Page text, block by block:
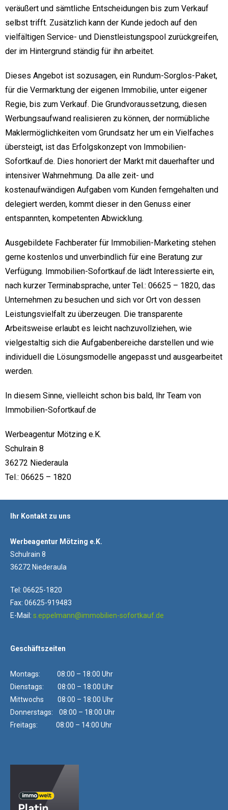
veräußert und sämtliche Entscheidungen bis zum Verkauf
selbst trifft. Zusätzlich kann der Kunde jedoch auf den
vielfältigen Service- und Dienstleistungspool zurückgreifen,
der im Hintergrund ständig für ihn arbeitet.
Dieses Angebot ist sozusagen, ein Rundum-Sorglos-Paket,
für die Vermarktung der eigenen Immobilie, unter eigener
Regie, bis zum Verkauf. Die Grundvoraussetzung, diesen
Werbungsaufwand realisieren zu können, der normübliche
Maklermöglichkeiten vom Grundsatz her um ein Vielfaches
übersteigt, ist das Erfolgskonzept von Immobilien-
Sofortkauf.de. Dies honoriert der Markt mit dauerhafter und
intensiver Wahrnehmung. Da alle zeit- und
kostenaufwändigen Aufgaben vom Kunden ferngehalten und
delegiert werden, kommt dieser in den Genuss einer
entspannten, kompetenten Abwicklung.
Ausgebildete Fachberater für Immobilien-Marketing stehen
gerne kostenlos und unverbindlich für eine Beratung zur
Verfügung. Immobilien-Sofortkauf.de lädt Interessierte ein,
nach kurzer Terminabsprache, unter Tel.: 06625 – 1820, das
Unternehmen zu besuchen und sich vor Ort von dessen
Leistungsvielfalt zu überzeugen. Die transparente
Arbeitsweise erlaubt es leicht nachzuvollziehen, wie
vielgestaltig sich die Aufgabenbereiche darstellen und wie
individuell die Lösungsmodelle angepasst und ausgearbeitet
werden.
In diesem Sinne, vielleicht schon bis bald, Ihr Team von
Immobilien-Sofortkauf.de
Werbeagentur Mötzing e.K.
Schulrain 8
36272 Niederaula
Tel.: 06625 – 1820
Ihr Kontakt zu uns
Werbeagentur Mötzing e.K.
Schulrain 8
36272 Niederaula
Tel: 06625-1820
Fax: 06625-919483
E-Mail: s.eppelmann@immobilien-sofortkauf.de
Geschäftszeiten
Montags: 08:00 – 18:00 Uhr
Dienstags: 08:00 – 18:00 Uhr
Mittwochs 08:00 – 18:00 Uhr
Donnerstags: 08:00 – 18:00 Uhr
Freitags: 08:00 – 14:00 Uhr